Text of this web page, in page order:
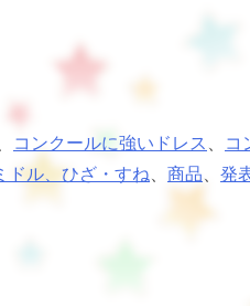
コンクールに強いドレス 、 コ
ドル、ひざ・すね、 商品、 発